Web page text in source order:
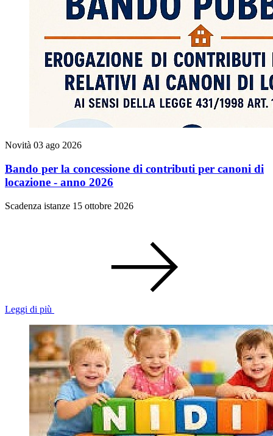
Novità 03 ago 2026
Bando per la concessione di contributi per canoni di
locazione - anno 2026
Scadenza istanze 15 ottobre 2026
Leggi di più